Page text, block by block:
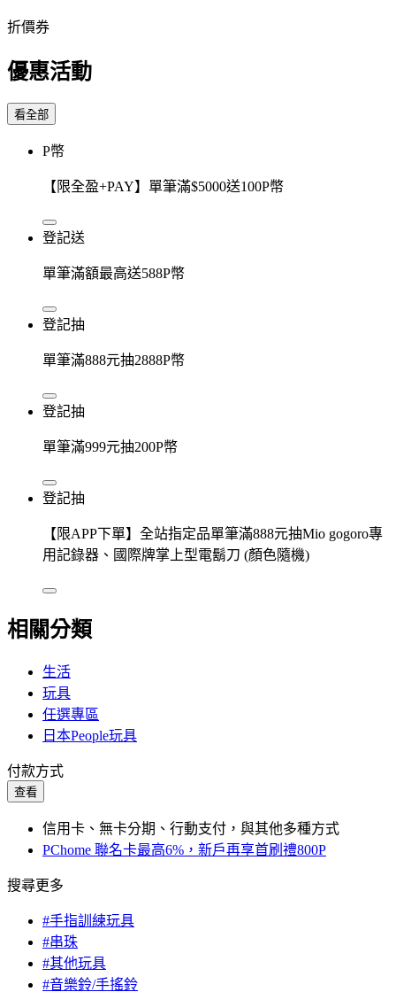
折價券
優惠活動
看全部
P幣
【限全盈+PAY】單筆滿$5000送100P幣
登記送
單筆滿額最高送588P幣
登記抽
單筆滿888元抽2888P幣
登記抽
單筆滿999元抽200P幣
登記抽
【限APP下單】全站指定品單筆滿888元抽Mio gogoro專
用記錄器、國際牌掌上型電鬍刀 (顏色隨機)
相關分類
生活
玩具
任選專區
日本People玩具
付款方式
查看
信用卡、無卡分期、行動支付，與其他多種方式
PChome 聯名卡最高6%，新戶再享首刷禮800P
搜尋更多
#手指訓練玩具
#串珠
#其他玩具
#音樂鈴/手搖鈴